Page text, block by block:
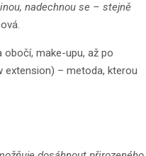
nadechnou se – stejně
obočí, make-upu, až po
extension) – metoda, kterou